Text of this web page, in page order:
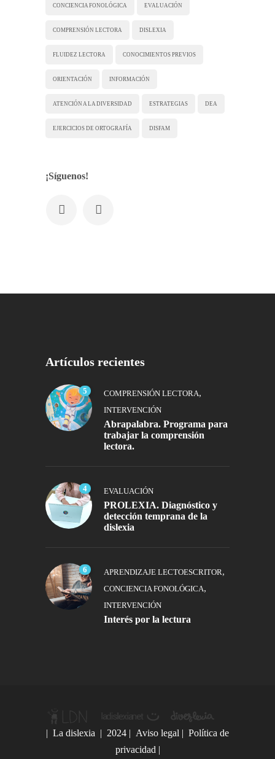
CONCIENCIA FONOLÓGICA EVALUACIÓN
COMPRENSIÓN LECTORA DISLEXIA
FLUIDEZ LECTORA CONOCIMIENTOS PREVIOS
ORIENTACIÓN INFORMACIÓN
ATENCIÓN A LA DIVERSIDAD ESTRATEGIAS DEA
EJERCICIOS DE ORTOGRAFÍA DISFAM
¡Síguenos!
Artículos recientes
5 COMPRENSIÓN LECTORA,
INTERVENCIÓN
Abrapalabra. Programa para
trabajar la comprensión
lectora.
4 EVALUACIÓN
PROLEXIA. Diagnóstico y
detección temprana de la
dislexia
6 APRENDIZAJE LECTOESCRITOR,
CONCIENCIA FONOLÓGICA,
INTERVENCIÓN
Interés por la lectura
La dislexia | 2024 | Aviso legal
Política de
privacidad|